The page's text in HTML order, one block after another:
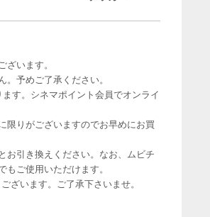
います。
予めご了承ください。
す。シネマポイント会員でオンライ
限りがございますのでお早めにお買
お引き換えください。なお、ムビチ
ご使用いただけます。
ざいます。ご了承下さいませ。